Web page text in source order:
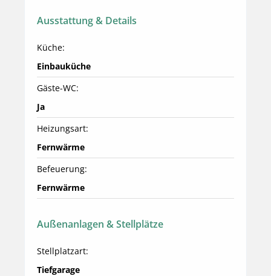
Ausstattung & Details
Küche:
Einbauküche
Gäste-WC:
Ja
Heizungsart:
Fernwärme
Befeuerung:
Fernwärme
Außenanlagen & Stellplätze
Stellplatzart:
Tiefgarage